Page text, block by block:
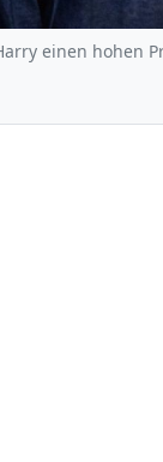
einen hohen